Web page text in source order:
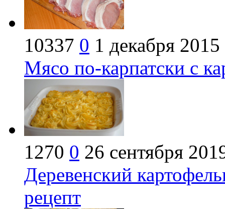
10337 0 1 декабря 2015
Мясо по-карпатски с
1270 0 26 сентября
Деревенский
рецепт